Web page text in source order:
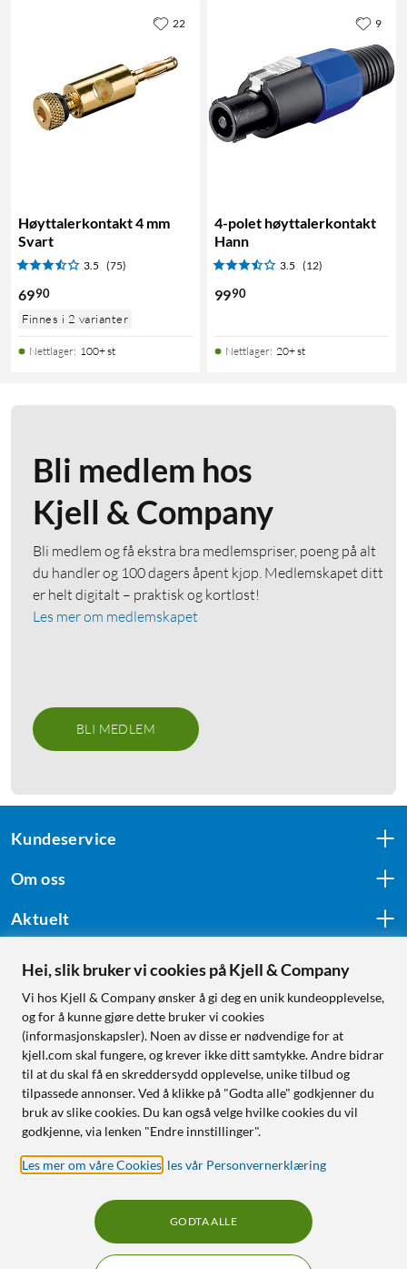
Høyttalerkontakt 4 mm
Svart
3.5 (75)
6990
Finnes i 2 varianter
Nettlager: 100+ st
22
4-polet høyttalerkontakt
Hann
3.5 (12)
9990
Nettlager: 20+ st
9
Bli medlem hos
Kjell & Company
Bli medlem og få ekstra bra medlemspriser, poeng på alt
du handler og 100 dagers åpent kjøp. Medlemskapet ditt
er helt digitalt – praktisk og kortløst!
Les mer om medlemskapet
BLI MEDLEM
Kundeservice
Om oss
Aktuelt
Følg oss
Handle fra:
Sverige
Norge
Hei, slik bruker vi cookies på Kjell & Company
Vi hos Kjell & Company ønsker å gi deg en unik kundeopplevelse,
og for å kunne gjøre dette bruker vi cookies
(informasjonskapsler). Noen av disse er nødvendige for at
kjell.com skal fungere, og krever ikke ditt samtykke. Andre bidrar
til at du skal få en skreddersydd opplevelse, unike tilbud og
tilpassede annonser. Ved å klikke på "Godta alle" godkjenner du
bruk av slike cookies. Du kan også velge hvilke cookies du vil
godkjenne, via lenken "Endre innstillinger".
Les mer om våre Cookies les vår Personvernerklæring
GODTA ALLE